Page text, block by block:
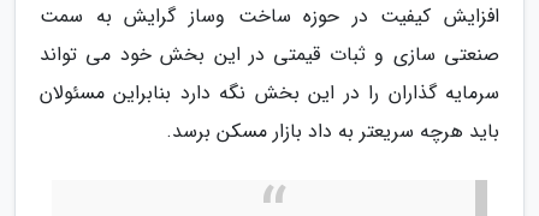
افزایش کیفیت در حوزه ساخت وساز گرایش به سمت
صنعتی سازی و ثبات قیمتی در این بخش خود می تواند
سرمایه گذاران را در این بخش نگه دارد بنابراین مسئولان
باید هرچه سریعتر به داد بازار مسکن برسد.